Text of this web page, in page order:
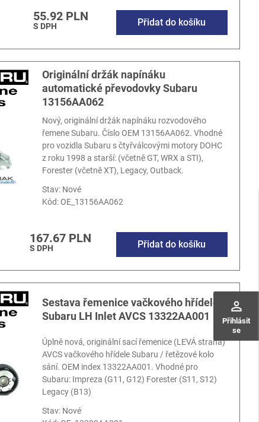
perm_identity
Přihlásit
se
55.92 PLN
S DPH Přidat do košíku
Originální držák napínáku
automatické převodovky Subaru
13156AA062
Nový, originální držák napínáku rozvodového
řemene Subaru. Číslo OEM 13156AA062. Vhodné
pro vozidla Subaru s čtyřválcovými motory DOHC
z roku 1998 a starší: (včetně GT, WRX a STI),
Forester (včetně XT), Legacy, Outback.
Stav: Nové
Kód:OE_13156AA062
167.67 PLN
S DPH Přidat do košíku
Sestava řemenice vačkového hřídele
Subaru LH Inlet AVCS 13322AA001
Úplně nová, originální sací řemenice (LEVÁ strana)
AVCS vačkového hřídele Subaru / řetězové kolo
sání. OEM index 13322AA001. Vhodné pro
Subaru: Impreza (G11, G12) Forester (S11, S12)
Legacy (B13)
Stav: Nové